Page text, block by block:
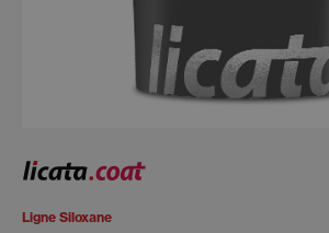
Ligne Siloxane